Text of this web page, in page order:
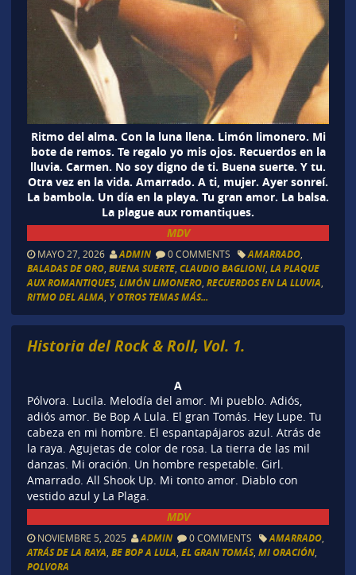
Ritmo del alma. Con la luna llena. Limón limonero. Mi
bote de remos. Te regalo yo mis ojos. Recuerdos en la
lluvia. Carmen. No soy digno de ti. Buena suerte. Y tu.
Otra vez en la vida. Amarrado. A ti, mujer. Ayer sonreí.
La bambola. Un día en la playa. Tu gran amor. La balsa.
La plague aux romantiques.
MDV
MAYO 27, 2026 ADMIN 0 COMMENTS AMARRADO,
BALADAS DE ORO, BUENA SUERTE, CLAUDIO BAGLIONI, LA PLAQUE
AUX ROMANTIQUES, LIMÓN LIMONERO, RECUERDOS EN LA LLUVIA
RITMO DEL ALMA Y OTROS TEMAS MÁS...
Historia del Rock & Roll, Vol. 1.
A
Pólvora. Lucila. Melodía del amor. Mi pueblo. Adiós,
adiós amor. Be Bop A Lula. El gran Tomás. Hey Lupe. Tu
cabeza en mi hombre. El espantapájaros azul. Atrás de
la raya. Agujetas de color de rosa. La tierra de las mil
danzas. Mi oración. Un hombre respetable. Girl.
Amarrado. All Shook Up. Mi tonto amor. Diablo con
vestido azul y La Plaga.
MDV
NOVIEMBRE 5, 2025 ADMIN 0 COMMENTS AMARRADO,
ATRÁS DE LA RAYA BE BOP A LULA EL GRAN TOMÁS, MI ORACIÓN,
POLVORA